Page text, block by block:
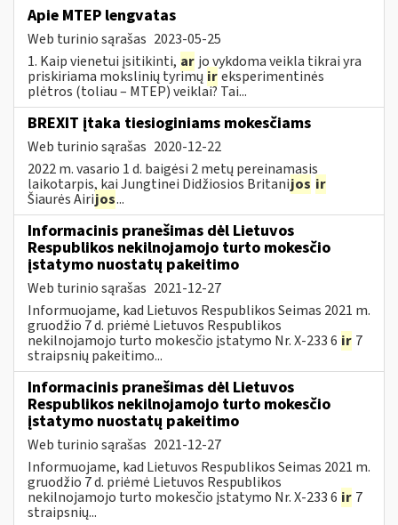
Apie MTEP lengvatas
Web turinio sąrašas 2023-05-25
1. Kaip vienetui įsitikinti, ar jo vykdoma veikla tikrai yra
priskiriama mokslinių tyrimų ireksperimentinės
plėtros (toliau – MTEP) veiklai? Tai...
BREXIT įtaka tiesioginiams mokesčiams
Web turinio sąrašas 2020-12-22
2022 m. vasario 1 d. baigėsi 2 metų pereinamasis
laikotarpis, kai Jungtinei Didžiosios Britanijos ir
Šiaurės Airijos...
Informacinis pranešimas dėl Lietuvos
Respublikos nekilnojamojo turto mokesčio
įstatymo nuostatų pakeitimo
Web turinio sąrašas 2021-12-27
Informuojame, kad Lietuvos Respublikos Seimas 2021 m.
gruodžio 7 d. priėmė Lietuvos Respublikos
nekilnojamojo turto mokesčio įstatymo Nr. X-233 6 ir 7
straipsnių pakeitimo...
Informacinis pranešimas dėl Lietuvos
Respublikos nekilnojamojo turto mokesčio
įstatymo nuostatų pakeitimo
Web turinio sąrašas 2021-12-27
Informuojame, kad Lietuvos Respublikos Seimas 2021 m.
gruodžio 7 d. priėmė Lietuvos Respublikos
nekilnojamojo turto mokesčio įstatymo Nr. X-233 6 ir 7
straipsnių...